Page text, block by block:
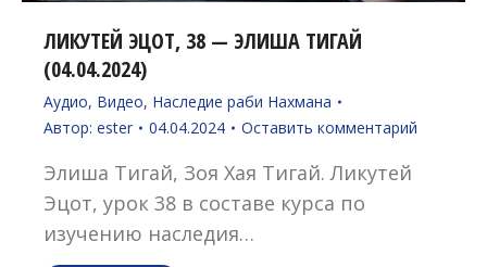
ЛИКУТЕЙ ЭЦОТ, 38 — ЭЛИША ТИГАЙ
(04.04.2024)
Аудио, Видео, Наследие раби Нахмана
Автор: ester 04.04.2024 Оставить комментарий
Элиша Тигай, Зоя Хая Тигай. Ликутей
Эцот, урок 38 в составе курса по
изучению наследия…